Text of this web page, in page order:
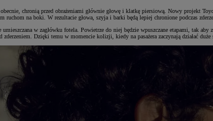
chronią przed obrażeniami głównie głowę i klatkę piersiową. Nowy projekt
ruchom na boki. W rezultacie głowa, szyja i barki będą lepiej chronione podczas
w zagłówku fotela. Powietrze do niej będzie wpuszczane etapami, tak
Dzięki temu w momencie kolizji, kiedy na pasażera zaczynają działać